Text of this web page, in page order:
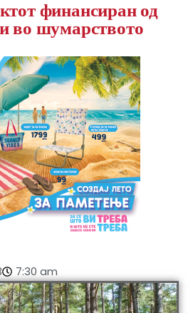
финансиран од
во шумарството
7:30 am